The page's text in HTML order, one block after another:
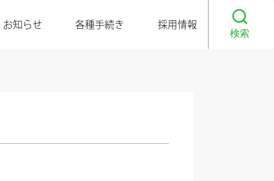
お知らせ 各種手続き 採用情報
検索